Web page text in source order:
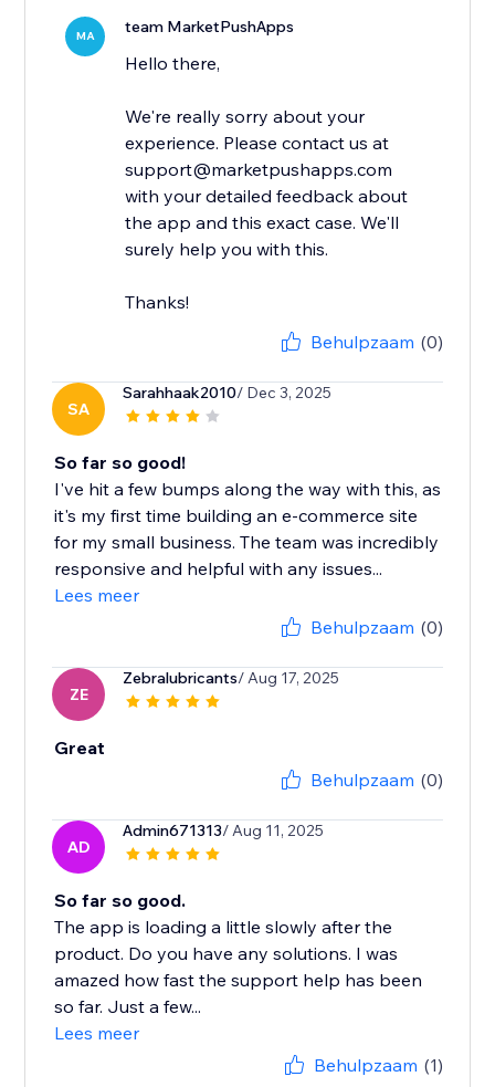
MA team MarketPushApps
Hello there,
We're really sorry about your
experience. Please contact us at
support@marketpushapps.com
with your detailed feedback about
the app and this exact case. We'll
surely help you with this.
Thanks!
Behulpzaam (0)
SA
Sarahhaak2010/ Dec 3, 2025
So far so good!
I've hit a few bumps along the way with this, as
it's my first time building an e-commerce site
for my small business. The team was incredibly
responsive and helpful with any issues...
Lees meer
Behulpzaam (0)
ZE
Zebralubricants/ Aug 17, 2025
Great
Behulpzaam (0)
AD
Admin671313/ Aug 11, 2025
So far so good.
The app is loading a little slowly after the
product. Do you have any solutions. I was
amazed how fast the support help has been
so far. Just a few...
Lees meer
Behulpzaam (1)